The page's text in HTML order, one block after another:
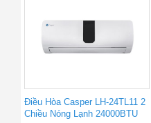
Điều Hòa Casper LH-24TL11 2
Chiều Nóng Lạnh 24000BTU